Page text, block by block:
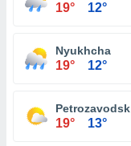
19° 12°
Nyukhcha
19° 12°
Petrozavodsk
19° 13°